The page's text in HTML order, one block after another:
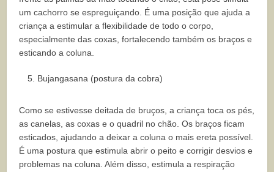
um cachorro se espreguiçando. É uma posição que ajuda a
criança a estimular a flexibilidade de todo o corpo,
especialmente das coxas, fortalecendo também os braços e
esticando a coluna.
Bujangasana (postura da cobra)
Como se estivesse deitada de bruços, a criança toca os pés,
as canelas, as coxas e o quadril no chão. Os braços ficam
esticados, ajudando a deixar a coluna o mais ereta possível.
É uma postura que estimula abrir o peito e corrigir desvios e
problemas na coluna. Além disso, estimula a respiração